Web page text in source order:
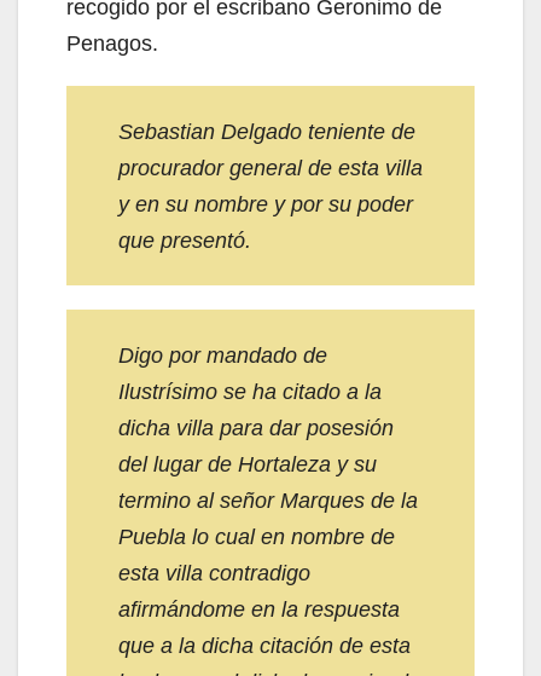
recogido por el escribano Geronimo de
Penagos.
Sebastian Delgado teniente de
procurador general de esta villa
y en su nombre y por su poder
que presentó.
Digo por mandado de
Ilustrísimo se ha citado a la
dicha villa para dar posesión
del lugar de Hortaleza y su
termino al señor Marques de la
Puebla lo cual en nombre de
esta villa contradigo
afirmándome en la respuesta
que a la dicha citación de esta